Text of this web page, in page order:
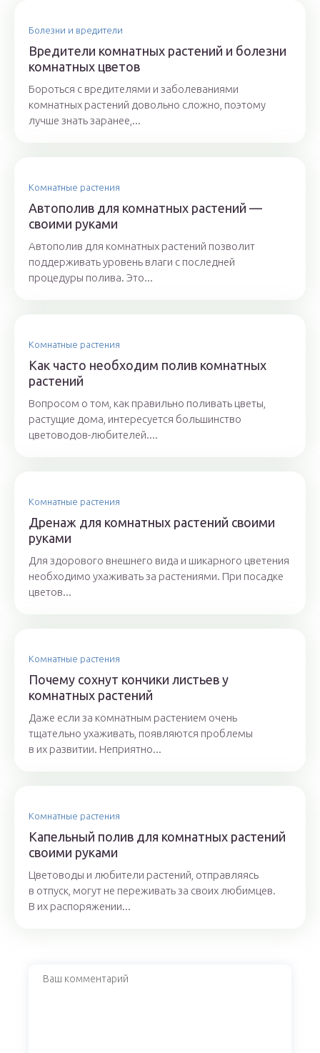
Болезни и вредители
Вредители комнатных растений и болезни
комнатных цветов
Бороться с вредителями и заболеваниями
комнатных растений довольно сложно, поэтому
лучше знать заранее,...
Комнатные растения
Автополив для комнатных растений —
своими руками
Автополив для комнатных растений позволит
поддерживать уровень влаги с последней
процедуры полива. Это...
Комнатные растения
Как часто необходим полив комнатных
растений
Вопросом о том, как правильно поливать цветы,
растущие дома, интересуется большинство
цветоводов-любителей....
Комнатные растения
Дренаж для комнатных растений своими
руками
Для здорового внешнего вида и шикарного цветения
необходимо ухаживать за растениями. При посадке
цветов...
Комнатные растения
Почему сохнут кончики листьев у
комнатных растений
Даже если за комнатным растением очень
тщательно ухаживать, появляются проблемы
в их развитии. Неприятно...
Комнатные растения
Капельный полив для комнатных растений
своими руками
Цветоводы и любители растений, отправляясь
в отпуск, могут не переживать за своих любимцев.
В их распоряжении...